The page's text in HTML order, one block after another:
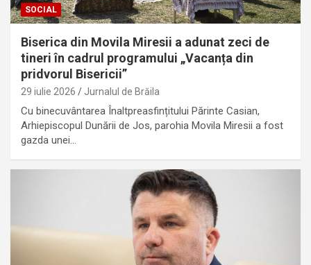
SOCIAL
Biserica din Movila Miresii a adunat zeci de
tineri în cadrul programului „Vacanța din
pridvorul Bisericii”
29 iulie 2026 Jurnalul de Brăila
Cu binecuvântarea Înaltpreasfințitului Părinte Casian,
Arhiepiscopul Dunării de Jos, parohia Movila Miresii a fost
gazda unei…